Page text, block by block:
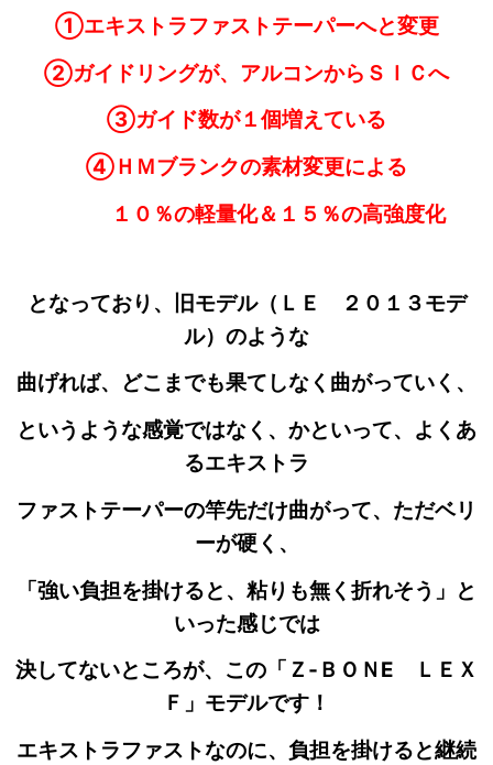
①エキストラファストテーパーへと変更
②ガイドリングが、アルコンからＳＩＣへ
③ガイド数が１個増えている
④ＨＭブランクの素材変更による
１０％の軽量化＆１５％の高強度化
となっており、旧モデル（ＬＥ ２０１３モデ
ル）のような
曲げれば、どこまでも果てしなく曲がっていく、
というような感覚ではなく、かといって、よくあ
るエキストラ
ファストテーパーの竿先だけ曲がって、ただベリ
ーが硬く、
「強い負担を掛けると、粘りも無く折れそう」と
いった感じでは
決してないところが、この「Ｚ‐ＢＯＮE ＬＥＸ
Ｆ」モデルです！
エキストラファストなのに、負担を掛けると継続